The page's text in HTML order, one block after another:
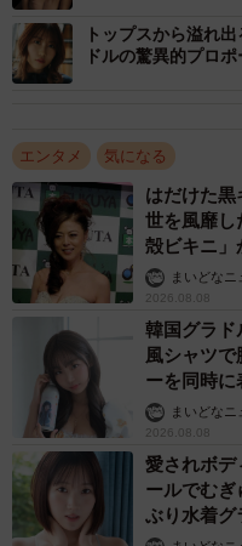
トップスから溢れ
ドルの驚異的プロ
エンタメ 気になる
はだけた
世を風靡
殻ビキニ
まいどなニ
2026.08.08
韓国グラ
風シャツ
ーを同時に
まいどなニ
2026.08.08
愛されボ
ールでむ
ぶり水着